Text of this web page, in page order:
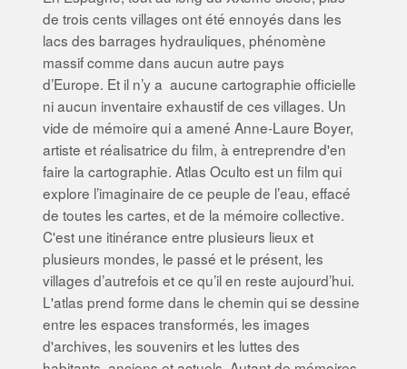
de trois cents villages ont été ennoyés dans les
lacs des barrages hydrauliques, phénomène
massif comme dans aucun autre pays
d’Europe. Et il n’y a aucune cartographie officielle
ni aucun inventaire exhaustif de ces villages. Un
vide de mémoire qui a amené Anne-Laure Boyer,
artiste et réalisatrice du film, à entreprendre d'en
faire la cartographie. Atlas Oculto est un film qui
explore l’imaginaire de ce peuple de l’eau, effacé
de toutes les cartes, et de la mémoire collective.
C'est une itinérance entre plusieurs lieux et
plusieurs mondes, le passé et le présent, les
villages d’autrefois et ce qu’il en reste aujourd’hui.
L'atlas prend forme dans le chemin qui se dessine
entre les espaces transformés, les images
d'archives, les souvenirs et les luttes des